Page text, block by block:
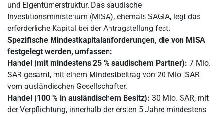
und Eigentümerstruktur. Das saudische
Investitionsministerium (MISA), ehemals SAGIA, legt das
erforderliche Kapital bei der Antragstellung fest.
Spezifische Mindestkapitalanforderungen, die von MISA
festgelegt werden, umfassen:
Handel (mit mindestens 25 % saudischem Partner): 7 Mio.
SAR gesamt, mit einem Mindestbeitrag von 20 Mio. SAR
vom ausländischen Gesellschafter.
Handel (100 % in ausländischem Besitz): 30 Mio. SAR, mit
der Verpflichtung, innerhalb der ersten 5 Jahre mindestens